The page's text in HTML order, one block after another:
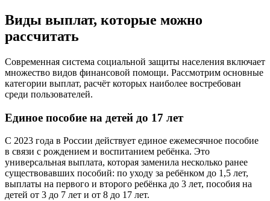
Виды выплат, которые можно
рассчитать
Современная система социальной защиты населения включает
множество видов финансовой помощи. Рассмотрим основные
категории выплат, расчёт которых наиболее востребован
среди пользователей.
Единое пособие на детей до 17 лет
С 2023 года в России действует единое ежемесячное пособие
в связи с рождением и воспитанием ребёнка. Это
универсальная выплата, которая заменила несколько ранее
существовавших пособий: по уходу за ребёнком до 1,5 лет,
выплаты на первого и второго ребёнка до 3 лет, пособия на
детей от 3 до 7 лет и от 8 до 17 лет.